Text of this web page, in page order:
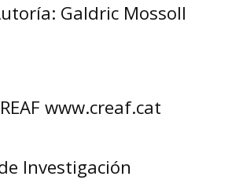
Galdric Mossoll
www.creaf.cat
Investigación